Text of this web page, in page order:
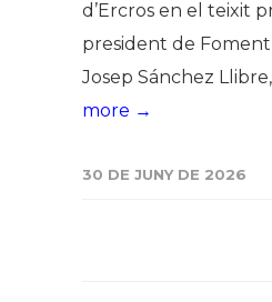
d’Ercros en el teixit
president de
Josep Sánchez Llibre,
more →
30 DE JUNY DE 2026